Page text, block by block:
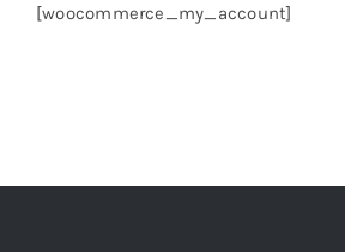
Kapcsolat
[woocommerce_my_account]